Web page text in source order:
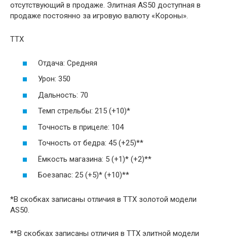
отсутствующий в продаже. Элитная AS50 доступная в
продаже постоянно за игровую валюту «Короны».
ТТХ
Отдача: Средняя
Урон: 350
Дальность: 70
Темп стрельбы: 215 (+10)*
Точность в прицеле: 104
Точность от бедра: 45 (+25)**
Ёмкость магазина: 5 (+1)* (+2)**
Боезапас: 25 (+5)* (+10)**
*В скобках записаны отличия в ТТХ золотой модели
AS50.
**В скобках записаны отличия в ТТХ элитной модели